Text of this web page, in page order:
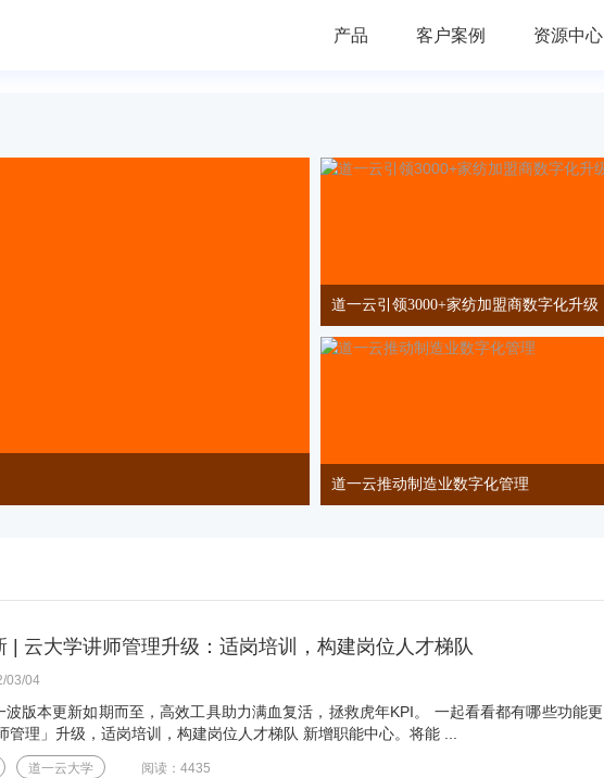
产品 客户案例 资源中心
道一云引领3000+家纺加盟商数字化升级
道一云推动制造业数字化管理
| 云大学讲师管理升级：适岗培训，构建岗位人才梯队
03/04
波版本更新如期而至，高效工具助力满血复活，拯救虎年KPI。 一起看看都有哪些功能更
管理」升级，适岗培训，构建岗位人才梯队 新增职能中心。将能 ...
道一云大学 阅读：4435